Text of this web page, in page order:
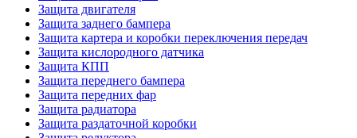
Защита двигателя
Защита заднего бампера
Защита картера и коробки переключения передач
Защита кислородного датчика
Защита КПП
Защита переднего бампера
Защита передних фар
Защита радиатора
Защита раздаточной коробки